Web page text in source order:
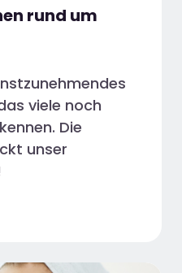
rund um
viele noch
Die
unser